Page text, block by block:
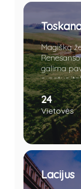
Magišką
galima
o patys
tiek
ir
vadinama
24
Vietovės
Lacijus